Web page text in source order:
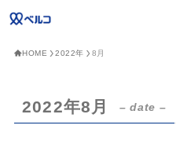
HOME 2022年 8月
2022年8月 – date –